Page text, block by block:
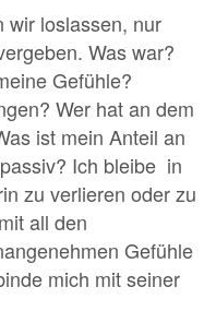
wir loslassen, nur
Was war?
Gefühle?
Wer hat an dem
ist mein Anteil an
Ich bleibe in
zu verlieren oder zu
all den
Gefühle
mich mit seiner